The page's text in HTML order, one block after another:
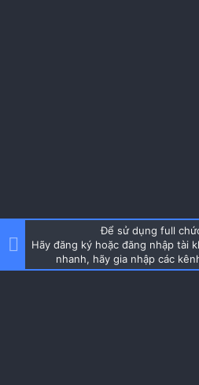
Để sử dụng full
Hãy đăng ký hoặc đăng nhập tài
nhanh, hãy gia nhập các